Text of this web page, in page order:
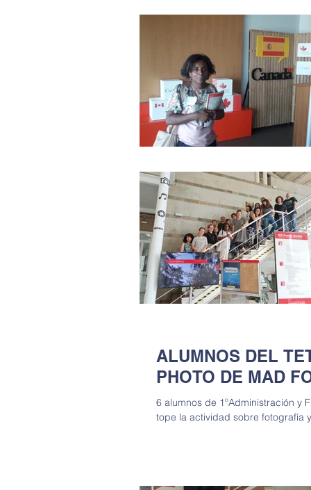
ALUMNOS DEL
PHOTO DE MAD
6 alumnos de 1ºAdministración y
tope la actividad sobre fotografía